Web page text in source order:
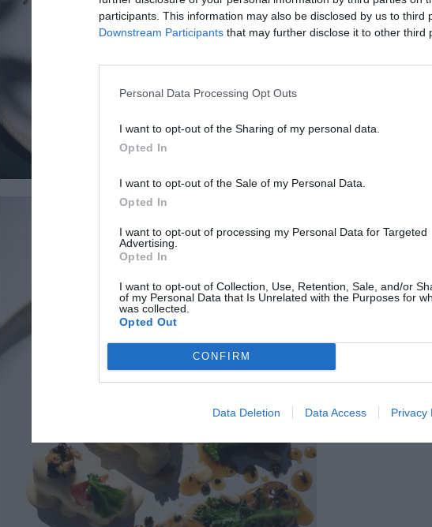
participants. This information may also be disclosed by us to third
Downstream Participants that may further disclose it to other third
Personal Data Processing Opt Outs
I want to opt-out of the Sharing of my personal data.
Opted In
I want to opt-out of the Sale of my Personal Data.
Opted In
I want to opt-out of processing my Personal Data for Targeted
Advertising.
Opted In
I want to opt-out of Collection, Use, Retention, Sale, and/or
of my Personal Data that Is Unrelated with the Purposes for
was collected.
Opted Out
CONFIRM
Data Deletion Data Access Privacy
Els Tinars